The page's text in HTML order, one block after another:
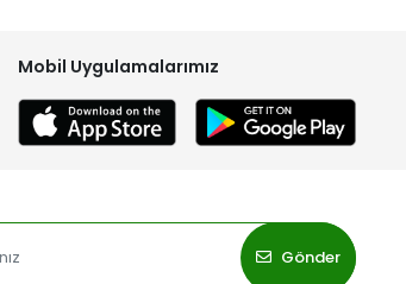
Mobil Uygulamalarımız
Gönder